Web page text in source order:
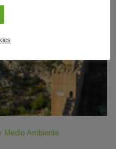
Medio Ambiente